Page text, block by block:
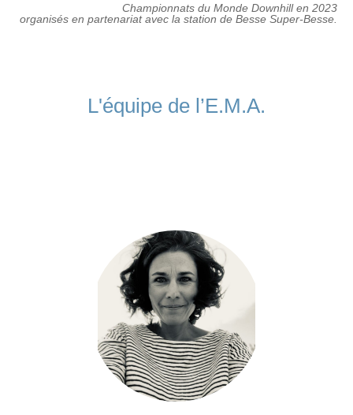
Championnats du Monde Downhill en 2023
organisés en partenariat avec la station de Besse Super-Besse.
L'équipe de l’E.M.A.